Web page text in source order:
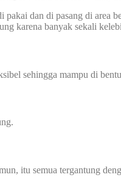
dan di pasang di area
karena banyak sekali
sehingga mampu di
itu semua tergantung